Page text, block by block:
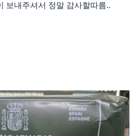
보내주셔서 정말 감사할따름..